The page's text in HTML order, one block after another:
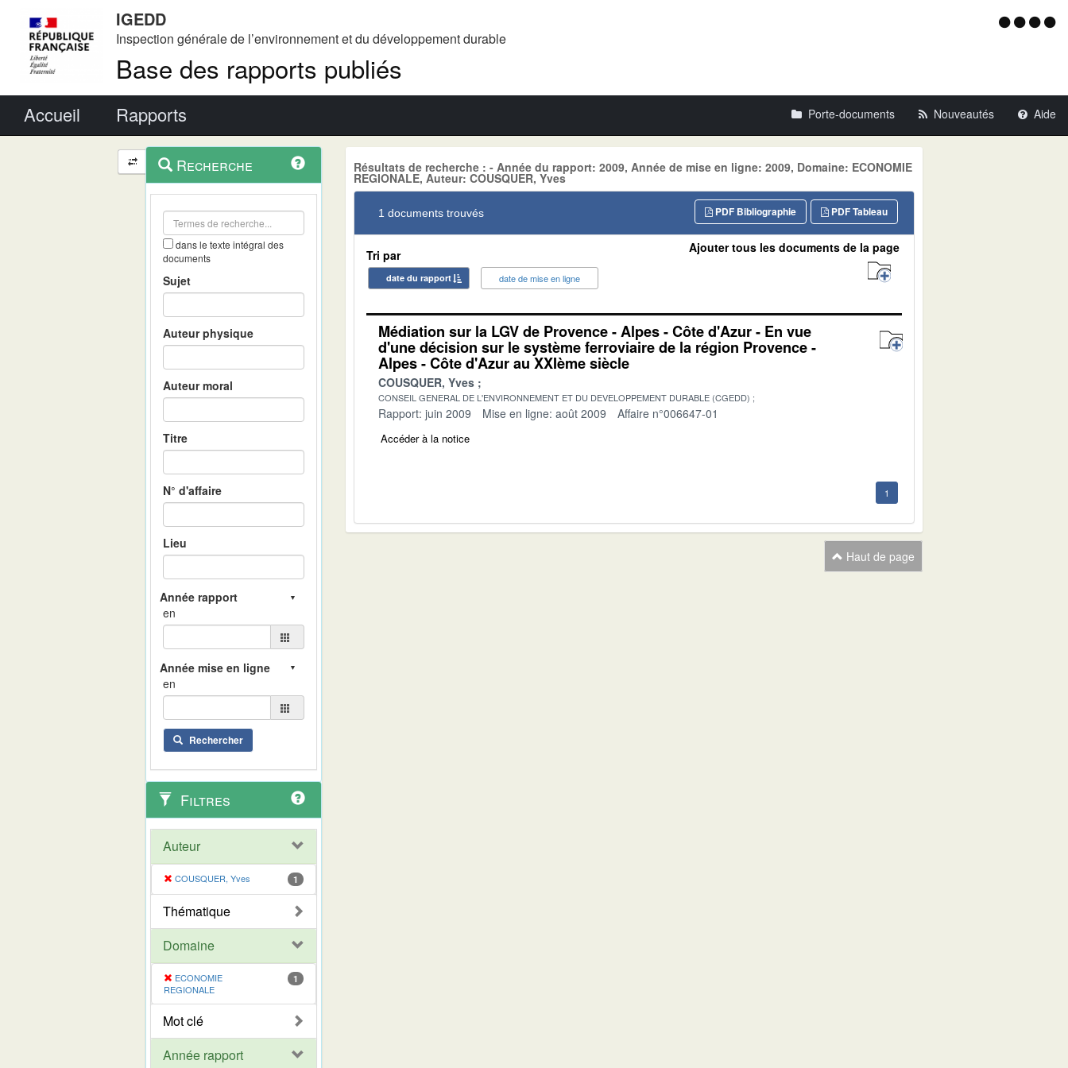
IGEDD
Inspection générale de l’environnement et du développement durable
Base des rapports publiés
Menu
Accueil Rapports Porte-documents Nouveautés Aide
Navigation
et
outils
contextuel
Recherche
dans le texte intégral des
documents
Sujet
Auteur physique
Auteur moral
Titre
N° d'affaire
Lieu
en
en
Rechercher
Filtres
Auteur
COUSQUER, Yves 1
Thématique
Domaine
ECONOMIE
REGIONALE
1
Mot clé
Année rapport
Résultats de recherche : - Année du rapport: 2009, Année de mise en ligne: 2009, Domaine: ECONOMIE
REGIONALE, Auteur: COUSQUER, Yves
1 documents trouvés PDF Tableau
PDF Bibliographie
Tri par
date du rapport date de mise en ligne
Ajouter tous les documents de la page
Médiation sur la LGV de Provence - Alpes - Côte d'Azur - En vue
d'une décision sur le système ferroviaire de la région Provence -
Alpes - Côte d'Azur au XXIème siècle
COUSQUER, Yves
CONSEIL GENERAL DE L'ENVIRONNEMENT ET DU DEVELOPPEMENT DURABLE (CGEDD)
Rapport: juin 2009 Mise en ligne: août 2009 Affaire n°006647-01
Accéder à la notice
1
Haut de page